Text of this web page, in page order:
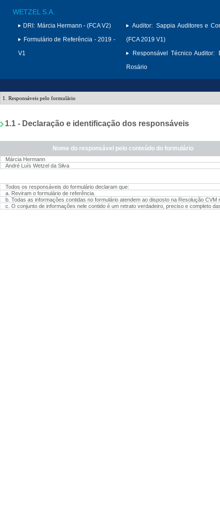
WETZEL S.A.
DRI: Márcia Hermann - (FCA V2)
Formulário de Referência - 2019 -
V1
Auditor: Sappia Auditores e
(FCA 2019 V1)
Responsável Técnico Auditor:
Rosário